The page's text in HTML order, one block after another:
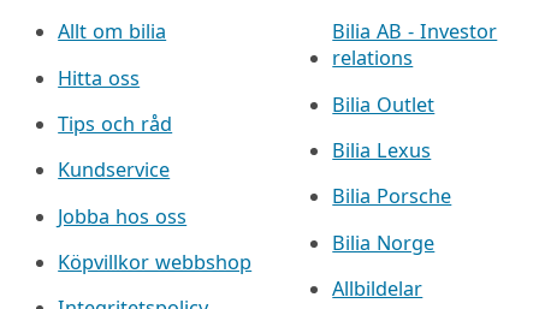
Allt om bilia
Hitta oss
Tips och råd
Kundservice
Jobba hos oss
Köpvillkor webbshop
Bilia AB - Investor
relations
Bilia Outlet
Bilia Lexus
Bilia Porsche
Bilia Norge
Allbildelar